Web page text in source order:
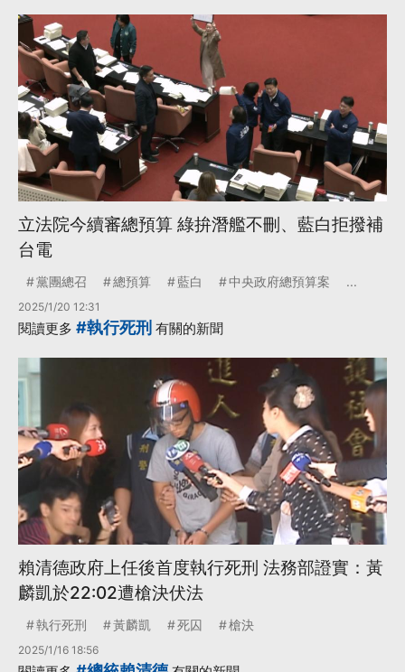
立法院今續審總預算 綠拚潛艦不刪、藍白拒撥補
台電
黨團總召 總預算 藍白 中央政府總預算案 ...
2025/1/20 12:31
閱讀更多 #執行死刑 有關的新聞
賴清德政府上任後首度執行死刑 法務部證實：黃
麟凱於22:02遭槍決伏法
執行死刑 黃麟凱 死囚 槍決
2025/1/16 18:56